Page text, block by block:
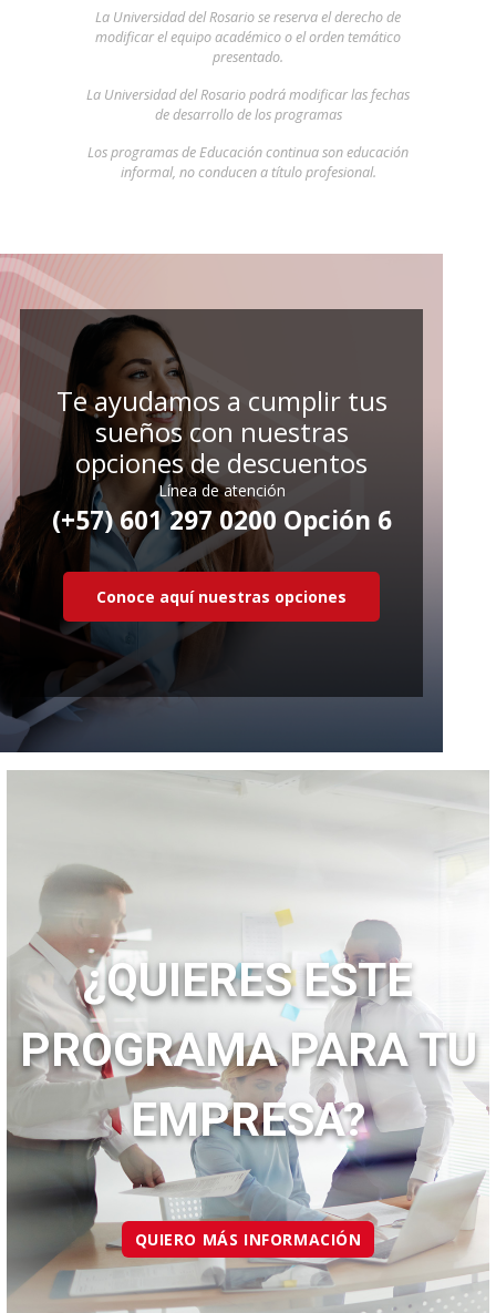
La Universidad del Rosario se reserva el derecho de
modificar el equipo académico o el orden temático
presentado.
La Universidad del Rosario podrá modificar las fechas
de desarrollo de los programas
Los programas de Educación continua son educación
informal, no conducen a título profesional.
Te ayudamos a cumplir tus
sueños con nuestras
opciones de descuentos
Línea de atención
(+57) 601 297 0200 Opción 6
Conoce aquí nuestras opciones
¿QUIERES ESTE
PROGRAMA PARA TU
EMPRESA?
QUIERO MÁS INFORMACIÓN